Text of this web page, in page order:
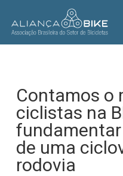
main
Contamos o
ciclistas na
de uma
rodovia